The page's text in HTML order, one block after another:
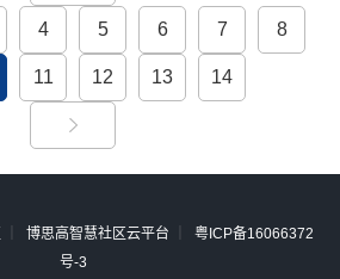
4 5 6 7 8
11 12 13 14
博思高智慧社区云平台
粤ICP备16066372
号-3